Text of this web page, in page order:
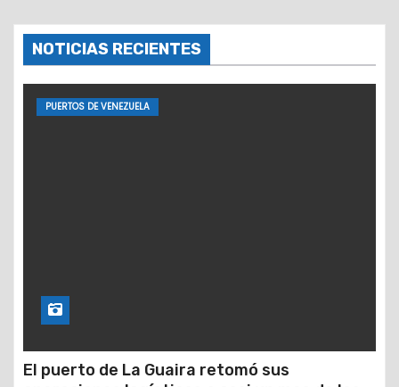
NOTICIAS RECIENTES
PUERTOS DE VENEZUELA
El puerto de La Guaira retomó sus